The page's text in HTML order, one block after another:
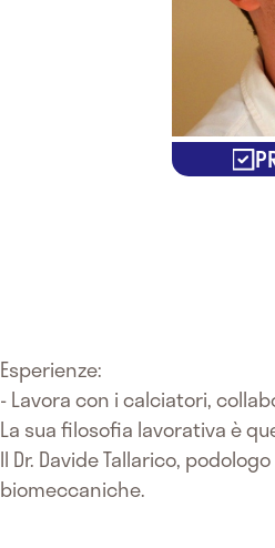
Esperienze:
- Lavora con i calciatori,
La sua filosofia lavorativa è
Il Dr. Davide Tallarico,
biomeccaniche.